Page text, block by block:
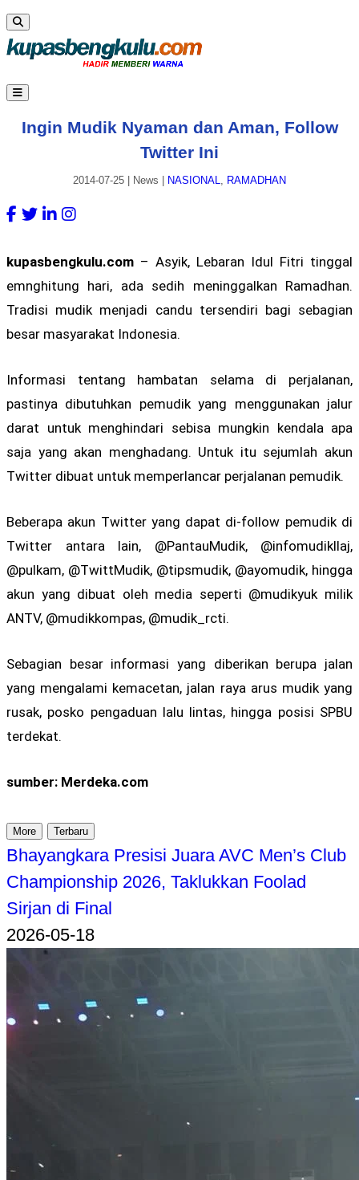
Ingin Mudik Nyaman dan Aman, Follow
Twitter Ini
2014-07-25 News NASIONAL, RAMADHAN
kupasbengkulu.com – Asyik, Lebaran Idul Fitri tinggal
emnghitung hari, ada sedih meninggalkan Ramadhan.
Tradisi mudik menjadi candu tersendiri bagi sebagian
besar masyarakat Indonesia.
Informasi tentang hambatan selama di perjalanan,
pastinya dibutuhkan pemudik yang menggunakan jalur
darat untuk menghindari sebisa mungkin kendala apa
saja yang akan menghadang. Untuk itu sejumlah akun
Twitter dibuat untuk memperlancar perjalanan pemudik.
Beberapa akun Twitter yang dapat di-follow pemudik di
Twitter antara lain, @PantauMudik, @infomudikllaj,
@pulkam, @TwittMudik, @tipsmudik, @ayomudik, hingga
akun yang dibuat oleh media seperti @mudikyuk milik
ANTV, @mudikkompas, @mudik_rcti.
Sebagian besar informasi yang diberikan berupa jalan
yang mengalami kemacetan, jalan raya arus mudik yang
rusak, posko pengaduan lalu lintas, hingga posisi SPBU
terdekat.
sumber: Merdeka.com
More Terbaru
Bhayangkara Presisi Juara AVC Men’s Club
Championship 2026, Taklukkan Foolad
Sirjan di Final
2026-05-18